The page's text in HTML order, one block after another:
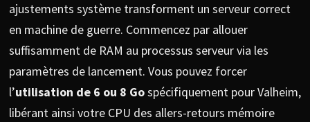
ajustements système transforment un serveur correct
en machine de guerre. Commencez par allouer
suffisamment de RAM au processus serveur via les
paramètres de lancement. Vous pouvez forcer
l’utilisation de 6 ou 8 Gospécifiquement pour Valheim,
libérant ainsi votre CPU des allers-retours mémoire